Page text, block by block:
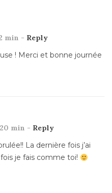
min - Reply
! Merci et bonne journée
min - Reply
La dernière fois j’ai
je fais comme toi!